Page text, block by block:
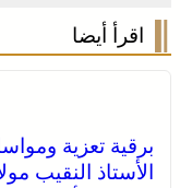
اقرأ أيضا
برقية تعزية
الأستاذ النقيب